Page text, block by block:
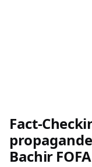
Fact-
Bachir